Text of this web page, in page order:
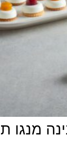
מנגו